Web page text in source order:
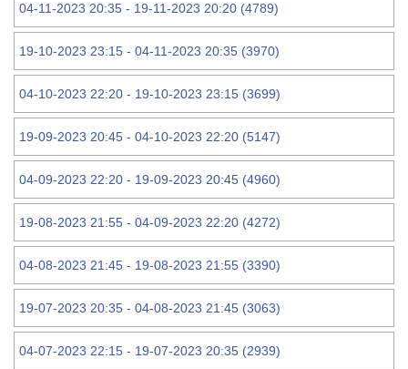
04-11-2023 20:35 - 19-11-2023 20:20 (4789)
19-10-2023 23:15 - 04-11-2023 20:35 (3970)
04-10-2023 22:20 - 19-10-2023 23:15 (3699)
19-09-2023 20:45 - 04-10-2023 22:20 (5147)
04-09-2023 22:20 - 19-09-2023 20:45 (4960)
19-08-2023 21:55 - 04-09-2023 22:20 (4272)
04-08-2023 21:45 - 19-08-2023 21:55 (3390)
19-07-2023 20:35 - 04-08-2023 21:45 (3063)
04-07-2023 22:15 - 19-07-2023 20:35 (2939)